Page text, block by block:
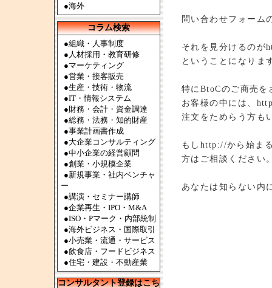
●海外
コラム検索
●組織・人事制度
●人材採用・教育研修
●マーケティング
●営業・接客販売
●生産・技術・物流
●IT・情報システム
●財務・会計・資金調達
●総務・法務・知的財産
●事業計画書作成
●大企業コンサルティング
●中小企業の経営顧問
●創業・小規模企業
●新規事業・社内ベンチャ
ー
●講演・セミナー講師
●企業再生・IPO・M&A
●ISO・Pマーク・内部統制
●海外ビジネス・国際取引
●小売業・流通・サービス
●飲食店・フードビジネス
●住宅・建設・不動産業
コンサルタント登録はこち
問い合わせフォーム
それを見分けるのが
ということになりま
特にBtoCのご商売を
お客様の中には、
注文をためらう方も
もしhttp://から始ま
方はご相談ください
あなたは知らない内